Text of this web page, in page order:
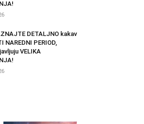
DETALJNO kakav
NAREDNI PERIOD,
VELIKA